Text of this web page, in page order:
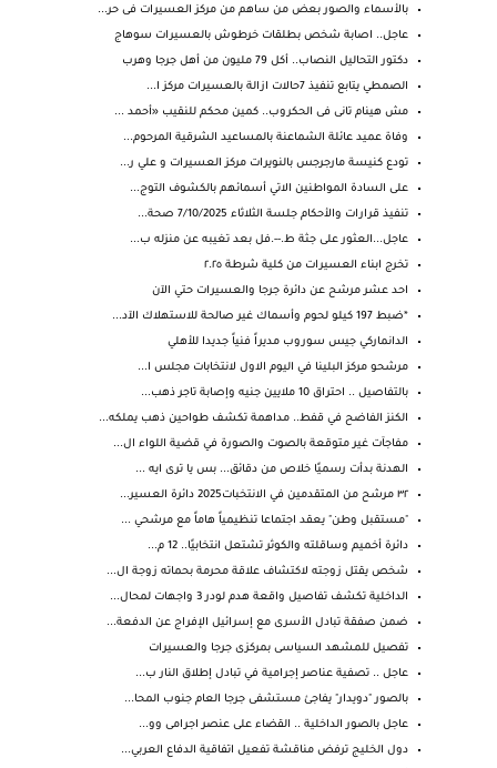
بالأسماء والصور بعض من ساهم من مركز العسيرات فى حر...
عاجل.. اصابة شخص بطلقات خرطوش بالعسيرات سوهاج
دكتور التحاليل النصاب.. أكل 79 مليون من أهل جرجا وهرب
الصمطي يتابع تنفيذ 7حالات ازالة بالعسيرات مركز ا...
مش هينام تانى فى الحكروب.. كمين محكم للنقيب «أحمد ...
وفاة عميد عائلة الشماعنة بالمساعيد الشرقية المرحوم...
تودع كنيسة مارجرجس بالنويرات مركز العسيرات و علي ر...
على السادة المواطنين الاتي أسمائهم بالكشوف التوج...
تنفيذ قرارات والأحكام جلسة الثلاثاء 7/10/2025 صحة...
عاجل...العثور على جثة ط.--.فل بعد تغيبه عن منزله ب...
تخرج ابناء العسيرات من كلية شرطة ٢.٢٥
احد عشر مرشح عن دائرة جرجا والعسيرات حتي الآن
*ضبط 197 كيلو لحوم وأسماك غير صالحة للاستهلاك الآد...
الدانماركي جيس سوروب مديراً فنياً جديدا للأهلي
مرشحو مركز البلينا في اليوم الاول لانتخابات مجلس ا...
بالتفاصيل .. احتراق 10 ملايين جنيه وإصابة تاجر ذهب...
الكنز الفاضح في قفط.. مداهمة تكشف طواحين ذهب يملكه...
مفاجآت غير متوقعة بالصوت والصورة في قضية اللواء ال...
الهدنة بدأت رسميًا خلاص من دقائق... بس يا ترى ايه ...
٣٢ مرشح من المتقدمين في الانتخبات2025 دائرة العسير...
"مستقبل وطن" يعقد اجتماعا تنظيمياً هاماً مع مرشحي ...
دائرة أخميم وساقلته والكوثر تشتعل انتخابيًا.. 12 م...
شخص يقتل زوجته لاكتشاف علاقة محرمة بحماته زوجة ال...
الداخلية تكشف تفاصيل واقعة هدم لودر 3 واجهات لمحال...
ضمن صفقة تبادل الأسرى مع إسرائيل الإفراج عن الدفعة...
تفصيل للمشهد السياسى بمركزى جرجا والعسيرات
عاجل .. تصفية عناصر إجرامية في تبادل إطلاق النار ب...
بالصور "دويدار" يفاجئ مستشفى جرجا العام جنوب المحا...
عاجل بالصور الداخلية .. القضاء على عنصر اجرامى وو...
دول الخليج ترفض مناقشة تفعيل اتفاقية الدفاع العربي...